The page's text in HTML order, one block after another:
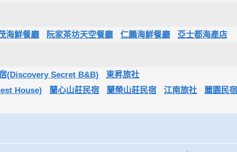
海鮮餐廳 阮家茶坊天空餐廳 仁鵬海鮮餐廳 亞士都海產店
(Discovery Secret B&B)
東昇旅社
House)
蘭心山莊民宿 蘭榮山莊民宿 江南旅社
麗園民宿